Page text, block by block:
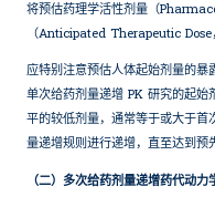
将预估药理学活性剂量（
（Anticipated Therapeutic Dose
应特别注意预估人体起始剂量的暴
单次给药剂量递增 PK 研究的起始
平的较低剂量，通常等于或大于
量递增规则进行递增，直至达到预
（二）多次给药剂量递增药代动力